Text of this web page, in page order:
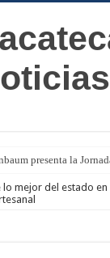
presenta la
lo mejor del estado en